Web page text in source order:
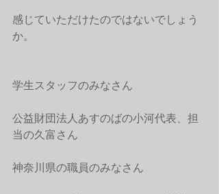
感じていただけたのではないでしょう
か。
学生スタッフのみなさん
公益財団法人あすのばの小河代表、担
当の久富さん
神奈川県の職員のみなさん